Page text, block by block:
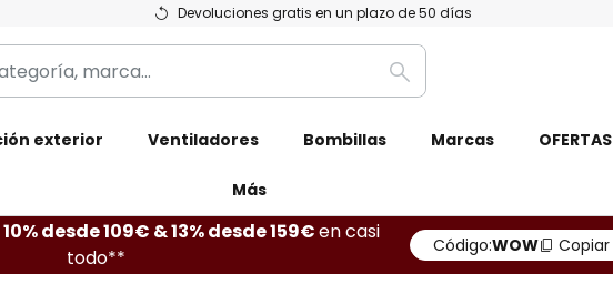
Devoluciones gratis en un plazo de 50 días
Buscar
exterior Ventiladores Bombillas Marcas OFERTAS
Más
10% desde 109€ & 13% desde 159€en casi
todo**
Código:WOW Copiar